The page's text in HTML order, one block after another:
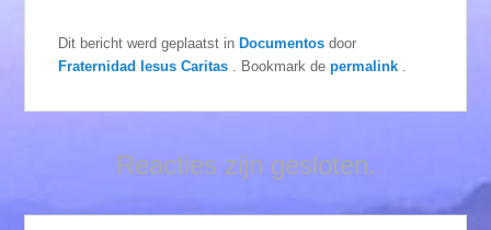
Dit bericht werd geplaatst inDocumentos door
Fraternidad Iesus Caritas
. Bookmark depermalink
Reacties zijn gesloten.